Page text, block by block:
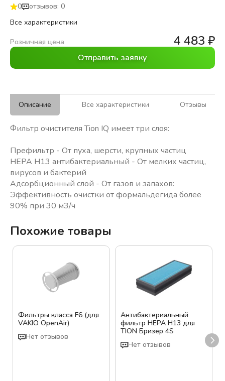
0
отзывов: 0
Все характеристики
Розничная цена 4 483 ₽
Отправить заявку
Описание Все характеристики Отзывы
Фильтр очистителя Tion IQ имеет три слоя:
Префильтр - От пуха, шерсти, крупных частиц
HEPA H13 антибактериальный - От мелких частиц,
вирусов и бактерий
Адсорбционный слой - От газов и запахов:
Эффективность очистки от формальдегида более
Похожие товары
Фильтры класса F6 (для
VAKIO OpenAir)
Нет отзывов
Антибактериальный
фильтр HEPA H13 для
TION Бризер 4S
Нет отзывов